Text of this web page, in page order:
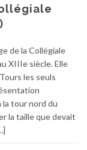
de la Collégiale
XIIIe siècle. Elle
les seuls
tour nord du
la taille que devait